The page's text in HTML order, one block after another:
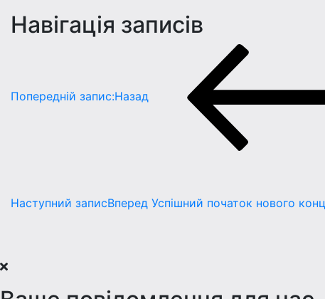
Навігація записів
Попередній запис:Назад
Наступний записВперед Успішний початок нового